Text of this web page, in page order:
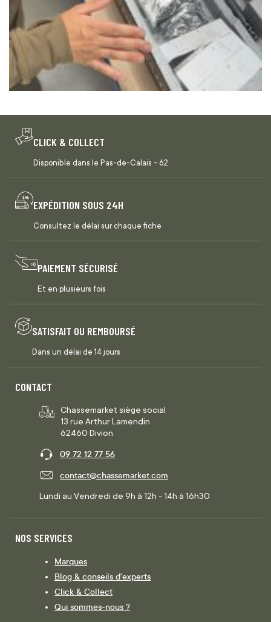
CLICK & COLLECT
Disponible dans le Pas-de-Calais - 62
EXPÉDITION SOUS 24H
Consultez le délai sur chaque fiche
PAIEMENT SÉCURISÉ
Et en plusieurs fois
SATISFAIT OU REMBOURSÉ
Dans un délai de 14 jours
CONTACT
Chassemarket siège social
13 rue Arthur Lamendin
62460 Divion
09 72 12 77 56
contact@chassemarket.com
Lundi au Vendredi de 9h à 12h - 14h à 16h30
NOS SERVICES
Marques
Blog & conseils d'experts
Click & Collect
Qui sommes-nous ?